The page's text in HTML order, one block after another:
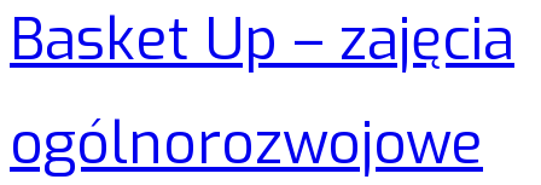
Basket Up – zajęcia
ogólnorozwojowe